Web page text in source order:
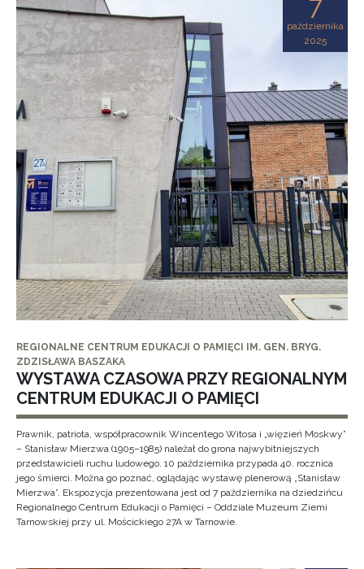
października
2025
REGIONALNE CENTRUM EDUKACJI O PAMIĘCI IM. GEN. BRYG.
ZDZISŁAWA BASZAKA
WYSTAWA CZASOWA PRZY REGIONALNYM
CENTRUM EDUKACJI O PAMIĘCI
Prawnik, patriota, współpracownik Wincentego Witosa i „więzień Moskwy”
– Stanisław Mierzwa (1905–1985) należał do grona najwybitniejszych
przedstawicieli ruchu ludowego. 10 października przypada 40. rocznica
jego śmierci. Można go poznać, oglądając wystawę plenerową „Stanisław
Mierzwa”. Ekspozycja prezentowana jest od 7 października na dziedzińcu
Regionalnego Centrum Edukacji o Pamięci – Oddziale Muzeum Ziemi
Tarnowskiej przy ul. Mościckiego 27A w Tarnowie.